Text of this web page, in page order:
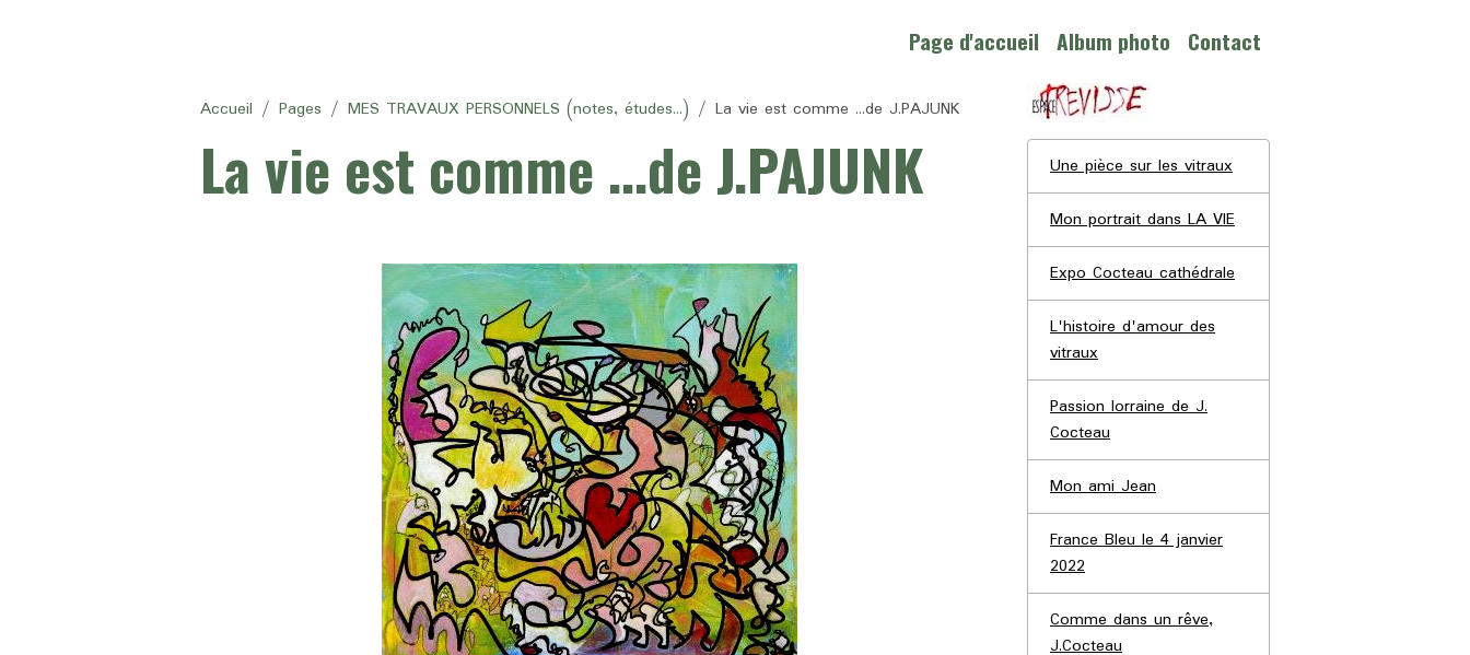
Page d'accueil Album photo Contact
Accueil Pages MES TRAVAUX PERSONNELS (notes, études...) La vie est comme ...de J.PAJUNK
La vie est comme ...de J.PAJUNK Une pièce sur les vitraux
Mon portrait dans LA VIE
Expo Cocteau cathédrale
L'histoire d'amour des
vitraux
Passion lorraine de J.
Cocteau
Mon ami Jean
France Bleu le 4 janvier
2022
Comme dans un rêve,
J.Cocteau